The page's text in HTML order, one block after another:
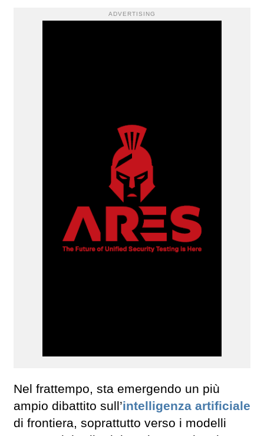
ADVERTISING
Nel frattempo, sta emergendo un più
ampio dibattito sull’intelligenza artificiale
di frontiera, soprattutto verso i modelli